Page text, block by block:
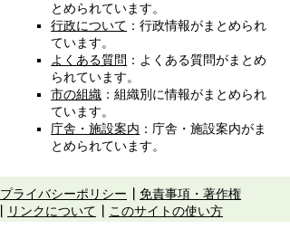
とめられています。
行政について ：行政情報がまとめられ
ています。
よくある質問 ：よくある質問がまとめ
られています。
市の組織 ：組織別に情報がまとめられ
ています。
庁舎・施設案内 ：庁舎・施設案内がま
とめられています。
プライバシーポリシー
免責事項・著作権
リンクについて
このサイトの使い方